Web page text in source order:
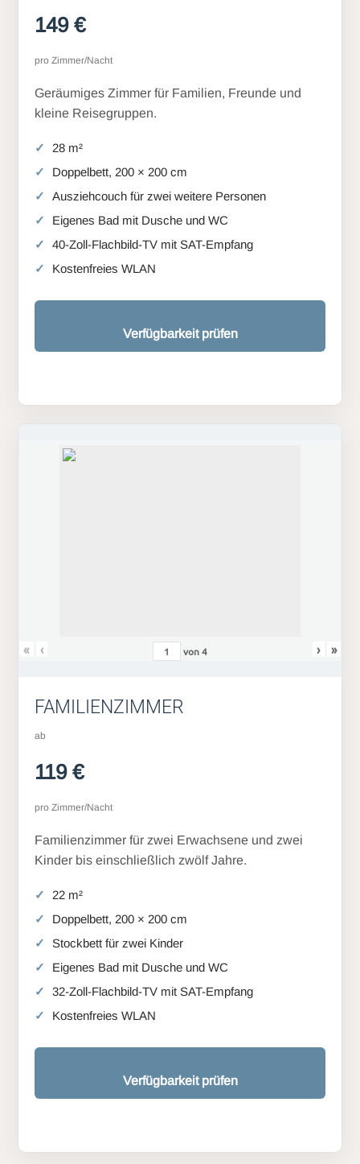
149 €
pro Zimmer/Nacht
Geräumiges Zimmer für Familien, Freunde und
kleine Reisegruppen.
28 m²
Doppelbett, 200 × 200 cm
Ausziehcouch für zwei weitere Personen
Eigenes Bad mit Dusche und WC
40-Zoll-Flachbild-TV mit SAT-Empfang
Kostenfreies WLAN
Verfügbarkeit prüfen
« ‹ von4 › »
FAMILIENZIMMER
ab
119 €
pro Zimmer/Nacht
Familienzimmer für zwei Erwachsene und zwei
Kinder bis einschließlich zwölf Jahre.
22 m²
Doppelbett, 200 × 200 cm
Stockbett für zwei Kinder
Eigenes Bad mit Dusche und WC
32-Zoll-Flachbild-TV mit SAT-Empfang
Kostenfreies WLAN
Verfügbarkeit prüfen